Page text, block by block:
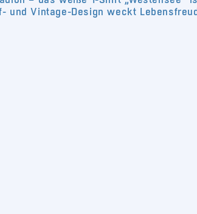
Vintage-Design weckt